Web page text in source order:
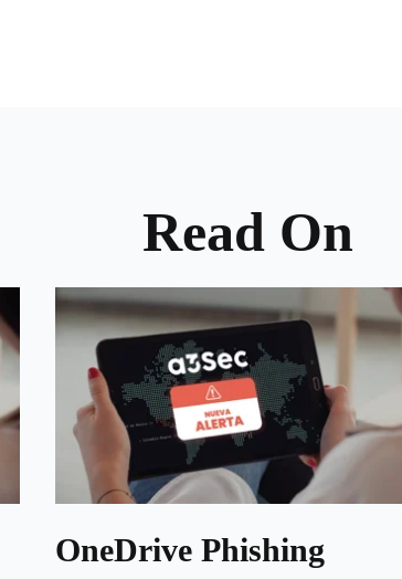
Read On
OneDrive Phishing